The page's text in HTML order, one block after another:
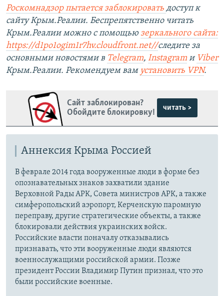
Роскомнадзор пытается заблокировать доступ к
сайту Крым.Реалии. Беспрепятственно читать
Крым.Реалии можно с помощью зеркального сайта:
https://d1po1ogim1r7hv.cloudfront.net//следите за
основными новостями в Telegram, Instagram и Viber
Крым.Реалии. Рекомендуем вам установить VPN.
Сайт заблокирован?
Обойдите блокировку!
читать >
Аннексия Крыма Россией
В феврале 2014 года вооруженные люди в форме без
опознавательных знаков захватили здание
Верховной Рады АРК, Совета министров АРК, а также
симферопольский аэропорт, Керченскую паромную
переправу, другие стратегические объекты, а также
блокировали действия украинских войск.
Российские власти поначалу отказывались
признавать, что эти вооруженные люди являются
военнослужащими российской армии. Позже
президент России Владимир Путин признал, что это
были российские военные.